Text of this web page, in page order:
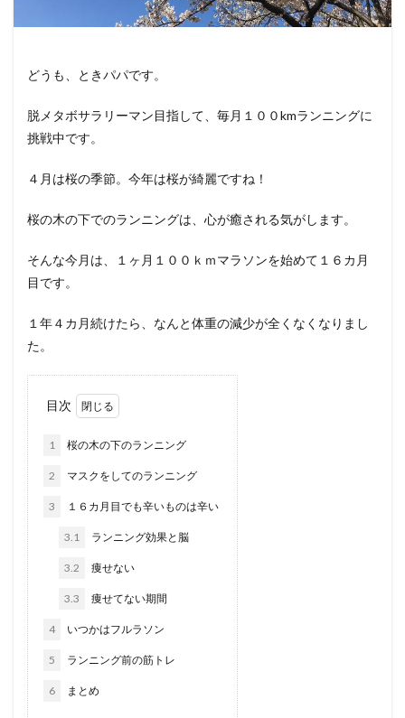
どうも、ときパパです。
脱メタボサラリーマン目指して、毎月１００kmランニングに
挑戦中です。
４月は桜の季節。今年は桜が綺麗ですね！
桜の木の下でのランニングは、心が癒される気がします。
そんな今月は、１ヶ月１００ｋｍマラソンを始めて１６カ月
目です。
１年４カ月続けたら、なんと体重の減少が全くなくなりまし
た。
目次
1 桜の木の下のランニング
2 マスクをしてのランニング
3 １６カ月目でも辛いものは辛い
3.1 ランニング効果と脳
3.2 痩せない
3.3 痩せてない期間
4 いつかはフルラソン
5 ランニング前の筋トレ
6 まとめ